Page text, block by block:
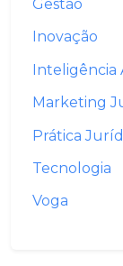
Gestão
Inovação
Inteligência
Marketing
Prática
Tecnologia
Voga